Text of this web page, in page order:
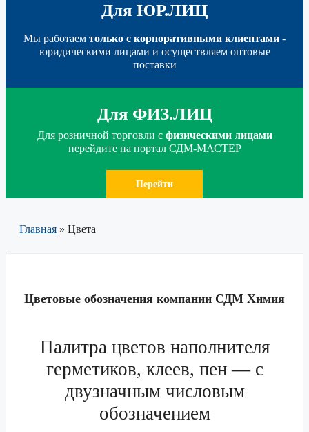
Для ЮР.ЛИЦ
Мы работаем только с корпоративными клиентами -
юридическими лицами и осуществляем оптовые
поставки
Для ФИЗ.ЛИЦ
Для розничной торговли с физическими лицами
перейдите на портал СДМ-МАСТЕР
Перейти
Главная » Цвета
Цветовые обозначения компании СДМ Химия
Палитра цветов наполнителя
герметиков, клеев, пен — с
двузначным числовым
обозначением